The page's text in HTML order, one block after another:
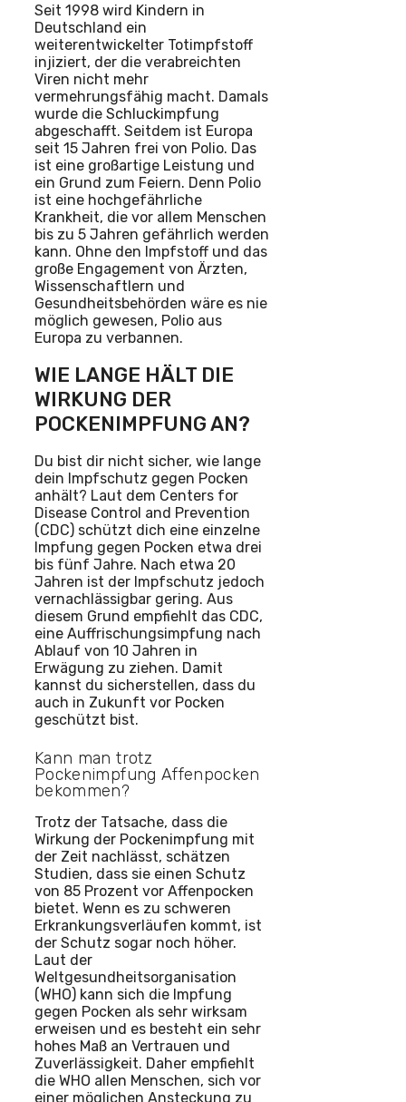
Seit 1998 wird Kindern in
Deutschland ein
weiterentwickelter Totimpfstoff
injiziert, der die verabreichten
Viren nicht mehr
vermehrungsfähig macht. Damals
wurde die Schluckimpfung
abgeschafft. Seitdem ist Europa
seit 15 Jahren frei von Polio. Das
ist eine großartige Leistung und
ein Grund zum Feiern. Denn Polio
ist eine hochgefährliche
Krankheit, die vor allem Menschen
bis zu 5 Jahren gefährlich werden
kann. Ohne den Impfstoff und das
große Engagement von Ärzten,
Wissenschaftlern und
Gesundheitsbehörden wäre es nie
möglich gewesen, Polio aus
Europa zu verbannen.
WIE LANGE HÄLT DIE
WIRKUNG DER
POCKENIMPFUNG AN?
Du bist dir nicht sicher, wie lange
dein Impfschutz gegen Pocken
anhält? Laut dem Centers for
Disease Control and Prevention
(CDC) schützt dich eine einzelne
Impfung gegen Pocken etwa drei
bis fünf Jahre. Nach etwa 20
Jahren ist der Impfschutz jedoch
vernachlässigbar gering. Aus
diesem Grund empfiehlt das CDC,
eine Auffrischungsimpfung nach
Ablauf von 10 Jahren in
Erwägung zu ziehen. Damit
kannst du sicherstellen, dass du
auch in Zukunft vor Pocken
geschützt bist.
Kann man trotz
Pockenimpfung Affenpocken
bekommen?
Trotz der Tatsache, dass die
Wirkung der Pockenimpfung mit
der Zeit nachlässt, schätzen
Studien, dass sie einen Schutz
von 85 Prozent vor Affenpocken
bietet. Wenn es zu schweren
Erkrankungsverläufen kommt, ist
der Schutz sogar noch höher.
Laut der
Weltgesundheitsorganisation
(WHO) kann sich die Impfung
gegen Pocken als sehr wirksam
erweisen und es besteht ein sehr
hohes Maß an Vertrauen und
Zuverlässigkeit. Daher empfiehlt
die WHO allen Menschen, sich vor
einer möglichen Ansteckung zu